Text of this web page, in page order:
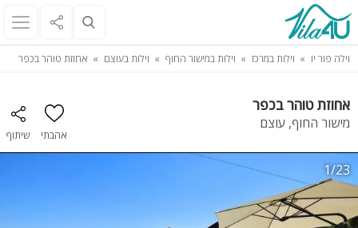
וילה פור יו וילות במרכז וילות במישור החוף וילות בעוצם אחוזת טוהר בכפר
אחוזת טוהר בכפר
מישור החוף, עוצם
אהבתי שיתוף
1/23